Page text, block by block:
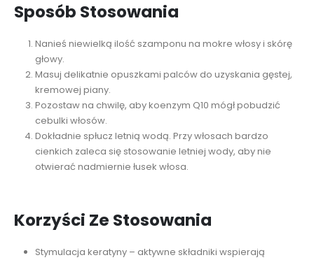
Sposób Stosowania
Nanieś niewielką ilość szamponu na mokre włosy i skórę
głowy.
Masuj delikatnie opuszkami palców do uzyskania gęstej,
kremowej piany.
Pozostaw na chwilę, aby koenzym Q10 mógł pobudzić
cebulki włosów.
Dokładnie spłucz letnią wodą. Przy włosach bardzo
cienkich zaleca się stosowanie letniej wody, aby nie
otwierać nadmiernie łusek włosa.
Korzyści Ze Stosowania
Stymulacja keratyny – aktywne składniki wspierają